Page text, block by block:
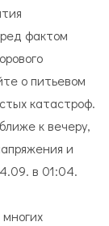
фактом
о питьевом
катастроф.
к вечеру,
и
в 01:04.